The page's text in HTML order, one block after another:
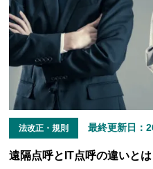
について解説しますのでト
ください。
法改正・規則 最終更新日：
遠隔点呼とIT点呼の違いと